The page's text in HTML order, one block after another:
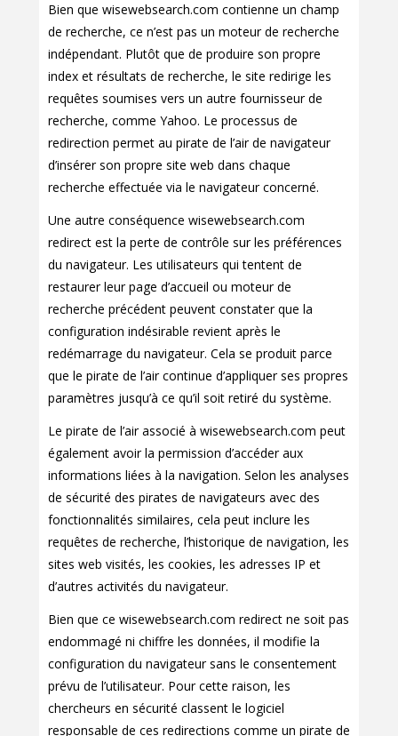
Bien que wisewebsearch.com contienne un champ
de recherche, ce n’est pas un moteur de recherche
indépendant. Plutôt que de produire son propre
index et résultats de recherche, le site redirige les
requêtes soumises vers un autre fournisseur de
recherche, comme Yahoo. Le processus de
redirection permet au pirate de l’air de navigateur
d’insérer son propre site web dans chaque
recherche effectuée via le navigateur concerné.
Une autre conséquence wisewebsearch.com
redirect est la perte de contrôle sur les préférences
du navigateur. Les utilisateurs qui tentent de
restaurer leur page d’accueil ou moteur de
recherche précédent peuvent constater que la
configuration indésirable revient après le
redémarrage du navigateur. Cela se produit parce
que le pirate de l’air continue d’appliquer ses propres
paramètres jusqu’à ce qu’il soit retiré du système.
Le pirate de l’air associé à wisewebsearch.com peut
également avoir la permission d’accéder aux
informations liées à la navigation. Selon les analyses
de sécurité des pirates de navigateurs avec des
fonctionnalités similaires, cela peut inclure les
requêtes de recherche, l’historique de navigation, les
sites web visités, les cookies, les adresses IP et
d’autres activités du navigateur.
Bien que ce wisewebsearch.com redirect ne soit pas
endommagé ni chiffre les données, il modifie la
configuration du navigateur sans le consentement
prévu de l’utilisateur. Pour cette raison, les
chercheurs en sécurité classent le logiciel
responsable de ces redirections comme un pirate de